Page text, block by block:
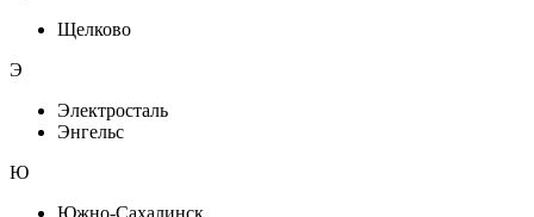
Щелково
Э
Электросталь
Энгельс
Ю
Южно-Сахалинск